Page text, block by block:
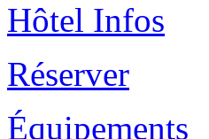
Hôtel Infos
Réserver
Équipements